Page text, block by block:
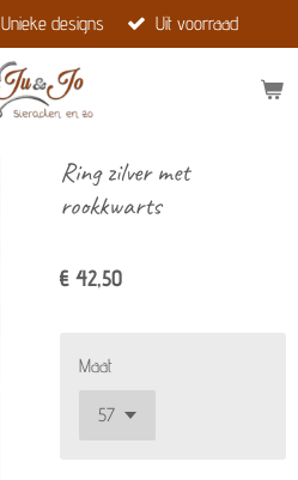
Unieke designs Uit voorraad
Ring zilver met
rookkwarts
€ 42,50
Maat